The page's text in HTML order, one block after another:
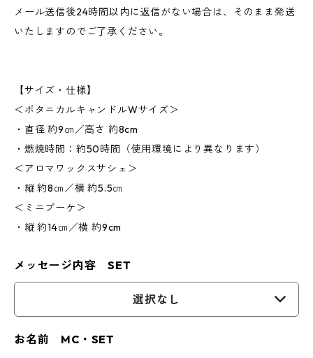
メール送信後24時間以内に返信がない場合は、そのまま発送
いたしますのでご了承ください。
【サイズ・仕様】
＜ボタニカルキャンドルWサイズ＞
・直径 約9㎝／高さ 約8cm
・燃焼時間：約50時間（使用環境により異なります）
＜アロマワックスサシェ＞
・縦 約8㎝／横 約5.5㎝
＜ミニブーケ＞
・縦 約14㎝／横 約9cm
メッセージ内容 SET
選択なし
お名前 MC・SET